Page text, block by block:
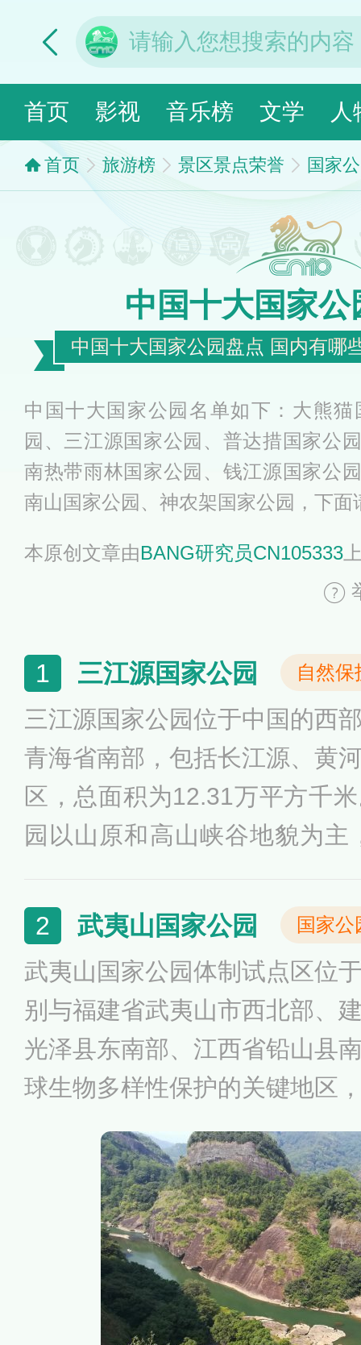
首页 影视 音乐榜 文学 人
首页 旅游榜 景区景点荣誉 国家
中国十大国家公
中国十大国家公园盘点 国内有哪
中国十大国家公园名单如下：大熊
园、三江源国家公园、普达措国家公
南热带雨林国家公园、钱江源国家公
南山国家公园、神农架国家公园，下面
本原创文章由BANG研究员CN105333
1 三江源国家公园 自然保
三江源国家公园位于中国的西
青海省南部，包括长江源、黄
区，总面积为12.31万平方千
园以山原和高山峡谷地貌为主
管束植物760种，野生陆生脊
点包括青海可可西里国家级自
国家级自然保护区的扎陵湖、
2 武夷山国家公园 国家公
武夷山国家公园体制试点区位
别与福建省武夷山市西北部、
光泽县东南部、江西省铅山县
球生物多样性保护的关键地区
整、典型、面积大的中亚热带
也是珍稀、特有野生动物的基
登记，试点区总面积942.02
夷山国家级自然保护区、武夷
九曲溪上游保护地带等。